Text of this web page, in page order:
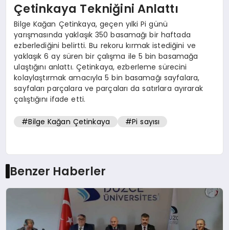
Çetinkaya Tekniğini Anlattı
Bilge Kağan Çetinkaya, geçen yılki Pi günü
yarışmasında yaklaşık 350 basamağı bir haftada
ezberlediğini belirtti. Bu rekoru kırmak istediğini ve
yaklaşık 6 ay süren bir çalışma ile 5 bin basamağa
ulaştığını anlattı. Çetinkaya, ezberleme sürecini
kolaylaştırmak amacıyla 5 bin basamağı sayfalara,
sayfaları parçalara ve parçaları da satırlara ayırarak
çalıştığını ifade etti.
#Bilge Kağan Çetinkaya #Pi sayısı
Benzer Haberler